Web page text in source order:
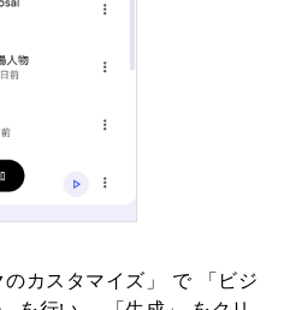
のカスタマイズ」 で 「ビジ